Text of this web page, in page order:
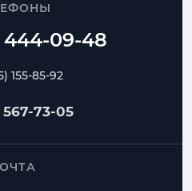
155-85-92
567-73-05